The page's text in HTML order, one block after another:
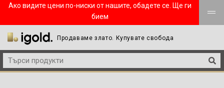
Ако видите цени по-ниски от нашите, обадете се. Ще ги
бием
Продаваме злато. Купувате свобода